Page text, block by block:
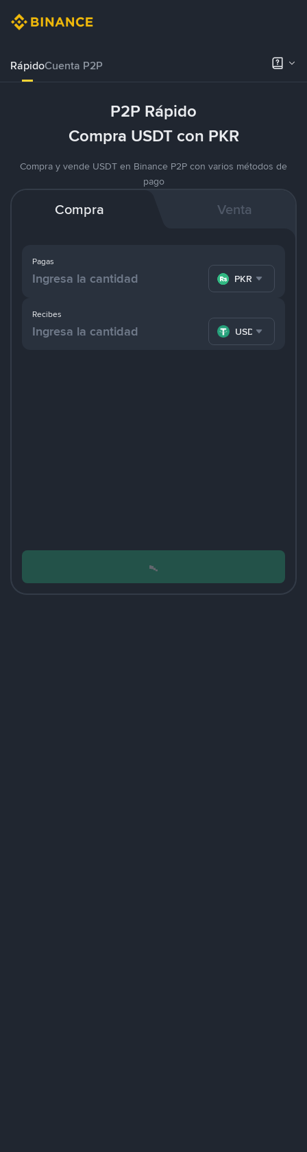
RápidoCuenta P2P
P2P Rápido
Compra USDT con PKR
Compra y vende USDT en Binance P2P con varios métodos de
pago
Compra Venta
Pagas
PKR
Recibes
USDT